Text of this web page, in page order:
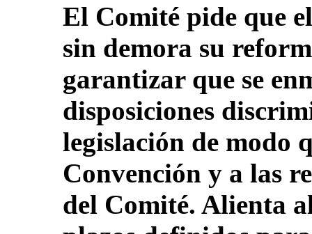
El Comité pide que
sin demora su
garantizar que se
disposiciones
legislación de modo
Convención y a las
del Comité. Alienta